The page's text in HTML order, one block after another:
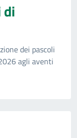
dei pascoli
agli aventi